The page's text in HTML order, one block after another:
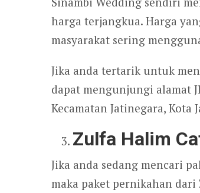
harga terjangkua. Harga
masyarakat sering
Jika anda tertarik untuk
dapat mengunjungi alamat
Kecamatan Jatinegara, Kota
Zulfa Halim
Jika anda sedang mencari
maka paket pernikahan